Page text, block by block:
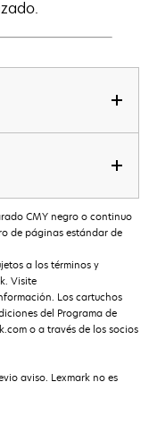
CMY negro o continuo
de páginas estándar de
a los términos y
Visite
Los cartuchos
del Programa de
o a través de los socios
aviso. Lexmark no es